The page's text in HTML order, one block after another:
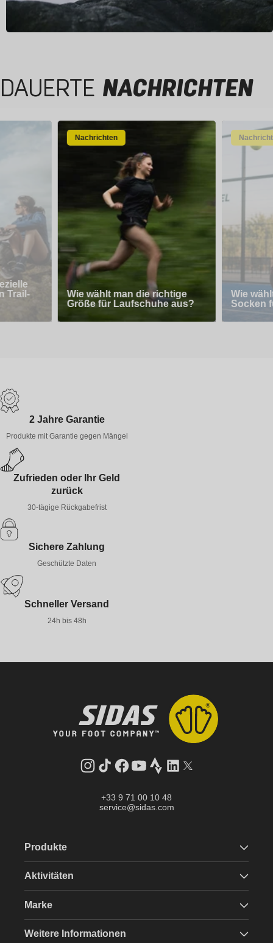
DAUERTE NACHRICHTEN
Trail-
Nachrichten
Wie wählt man die richtige
Größe für Laufschuhe aus?
Wie
Socken
2 Jahre Garantie
Produkte mit Garantie gegen Mängel
Zufrieden oder Ihr Geld
zurück
30-tägige Rückgabefrist
Sichere Zahlung
Geschützte Daten
Schneller Versand
24h bis 48h
Instagram
TikTokFacebook
YouTube
StravaLinkedInTwitter
+33 9 71 00 10 48
service@sidas.com
Produkte
Aktivitäten
Marke
Weitere Informationen